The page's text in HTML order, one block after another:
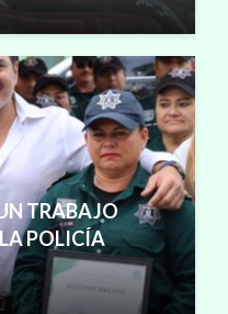
TRABAJO
POLICÍA